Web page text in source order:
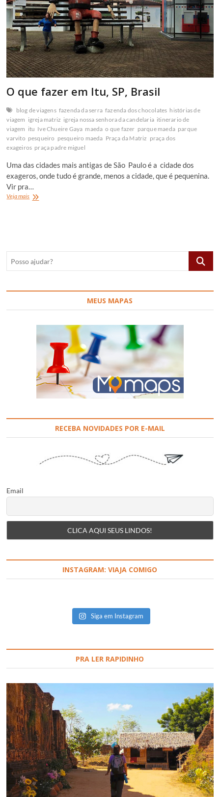
O que fazer em Itu, SP, Brasil
blog de viagens fazenda da serra fazenda dos chocolates histórias de
viagem igreja matriz igreja nossa senhora da candelaria itinerario de
viagem itu Ive Chueire Gaya maeda o que fazer parque maeda parque
varvito pesqueiro pesqueiro maeda Praça da Matriz praça dos
exageiros praça padre miguel
Uma das cidades mais antigas de São Paulo é a cidade dos
exageros, onde tudo é grande, menos a cidade, que é pequenina.
Vir pra…
Veja maisO
Posso
ajudar?
MEUS MAPAS
RECEBA NOVIDADES POR E-MAIL
Email
INSTAGRAM: VIAJA COMIGO
Siga em Instagram
PRA LER RAPIDINHO